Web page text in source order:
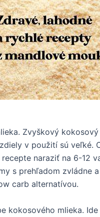
Zvyškový
v použití sú veľké.
naraziť na 6-12
s prehľadom zvládne
carb alternatívou.
kokosového mlieka.